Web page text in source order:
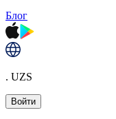
Блог
. UZS
Войти